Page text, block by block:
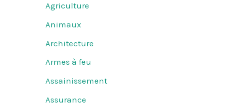
Agriculture
Animaux
Architecture
Armes à feu
Assainissement
Assurance